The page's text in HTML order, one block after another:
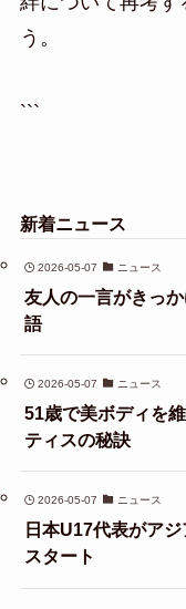
う。
```
新着ニュース
2026-05-07 ニュース
友人の一言がきっ
語
2026-05-07 ニュース
51歳で美ボディを
ティスの秘訣
2026-05-07 ニュース
日本U17代表がア
スタート